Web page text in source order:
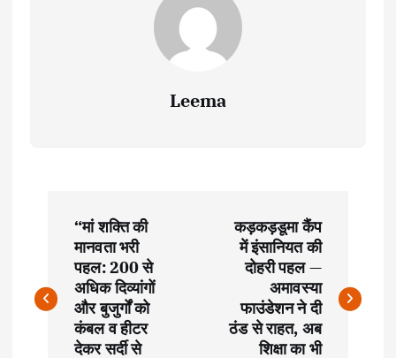
Leema
s
“मां शक्ति की
मानवता भरी
पहल: 200 से
अधिक दिव्यांगों
और बुजुर्गों को
कंबल व हीटर
देकर सर्दी से
कड़कड़डूमा कैंप
में इंसानियत की
दोहरी पहल —
अमावस्या
फाउंडेशन ने दी
ठंड से राहत, अब
शिक्षा का भी